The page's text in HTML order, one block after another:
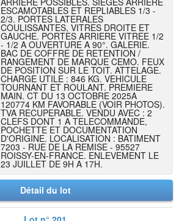
ESCAMOTABLES ET REPLIABLES 1/3 -
2/3. PORTES LATERALES
COULISSANTES, VITRES DROITE ET
GAUCHE. PORTES ARRIERE VITREE 1/2
- 1/2 A OUVERTURE A 90°. GALERIE.
BAC DE COFFRE DE RETENTION /
RANGEMENT DE MARQUE CEMO. FEUX
DE POSITION SUR LE TOIT. ATTELAGE.
CHARGE UTILE : 846 KG. VEHICULE
TOURNANT ET ROULANT. PREMIERE
MAIN. CT DU 13 OCTOBRE 2025A
120774 KM FAVORABLE (VOIR PHOTOS).
TVA RECUPERABLE. VENDU AVEC : 2
CLEFS DONT 1 A TELECOMMANDE,
POCHETTE ET DOCUMENTATION
D'ORIGINE. LOCALISATION : BATIMENT
7203 - RUE DE LA REMISE - 95527
ROISSY-EN-FRANCE. ENLEVEMENT LE
23 JUILLET DE 9H A 17H.
Détail du lot